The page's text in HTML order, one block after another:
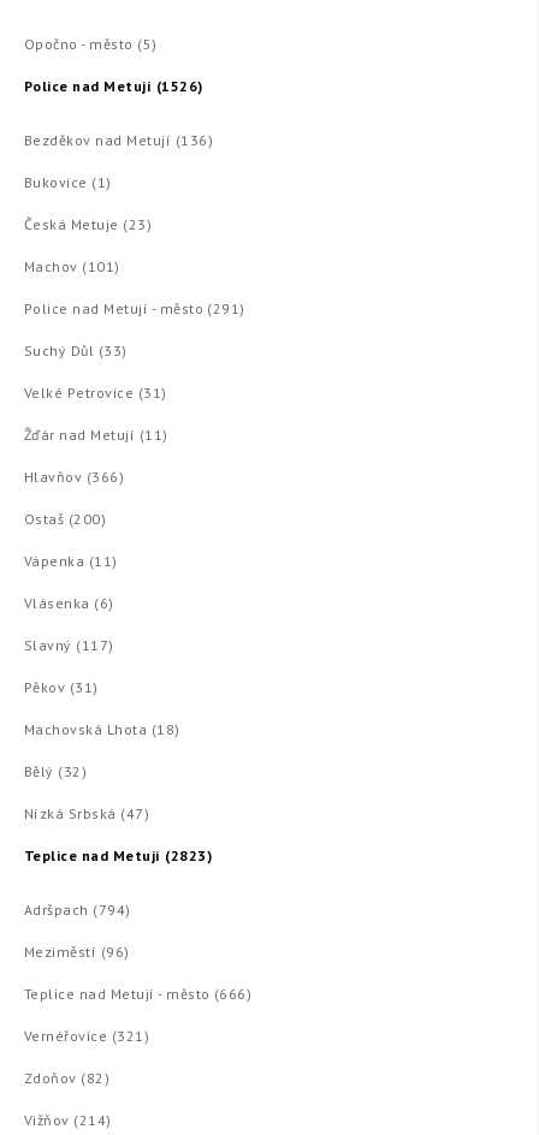
Opočno - město (5)
Police nad Metují (1526)
Bezděkov nad Metují (136)
Bukovice (1)
Česká Metuje (23)
Machov (101)
Police nad Metují - město (291)
Suchý Důl (33)
Velké Petrovice (31)
Žďár nad Metují (11)
Hlavňov (366)
Ostaš (200)
Vápenka (11)
Vlásenka (6)
Slavný (117)
Pěkov (31)
Machovská Lhota (18)
Bělý (32)
Nízká Srbská (47)
Teplice nad Metují (2823)
Adršpach (794)
Meziměstí (96)
Teplice nad Metují - město (666)
Vernéřovice (321)
Zdoňov (82)
Vižňov (214)